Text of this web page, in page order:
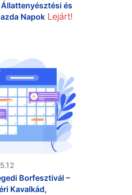
és
Napok Lejárt!
Borfesztivál –
Kavalkád,